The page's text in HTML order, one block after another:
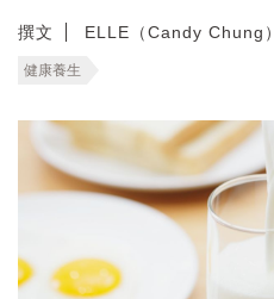
撰文 ELLE（Candy Chung）
健康養生